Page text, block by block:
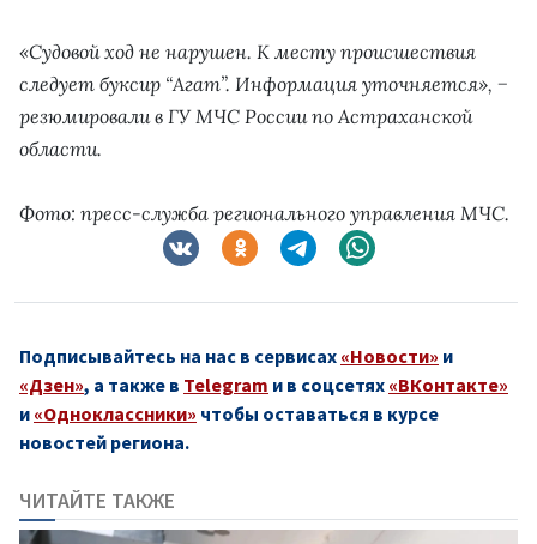
«Судовой ход не нарушен. К месту происшествия
следует буксир “Агат”. Информация уточняется», −
резюмировали в ГУ МЧС России по Астраханской
области.
Фото: пресс-служба регионального управления МЧС.
Подписывайтесь на нас в сервисах «Новости» и
«Дзен», а также в Telegram и в соцсетях «ВКонтакте»
и «Одноклассники» чтобы оставаться в курсе
новостей региона.
ЧИТАЙТЕ ТАКЖЕ